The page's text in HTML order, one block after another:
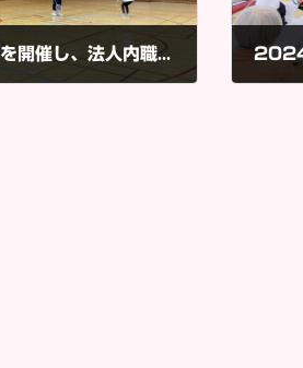
2024/1 運動企画を開催し、法人内職員交流を行いました。